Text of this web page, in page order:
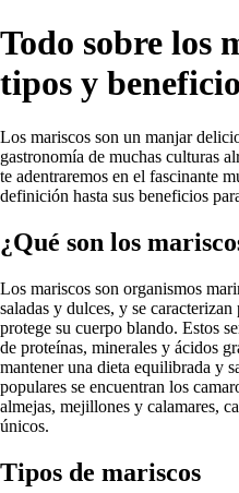
Todo sobre los
tipos y
Los mariscos son un manjar
gastronomía de muchas culturas
te adentraremos en el fascinante
definición hasta sus beneficios
¿Qué son los
Los mariscos son organismos
saladas y dulces, y se
protege su cuerpo blando. Estos
de proteínas, minerales y ácidos
mantener una dieta equilibrada y
populares se encuentran los
almejas, mejillones y calamares,
únicos.
Tipos de mariscos